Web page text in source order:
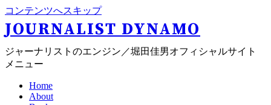
コンテンツへスキップ
JOURNALIST DYNAMO
ジャーナリストのエンジン／堀田佳男オフィシャルサイト
メニュー
Home
About